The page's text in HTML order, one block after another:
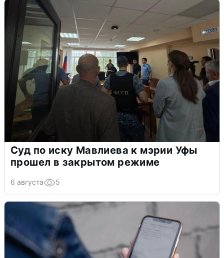
Суд по иску Мавлиева к мэрии Уфы
прошел в закрытом режиме
6 августа 5